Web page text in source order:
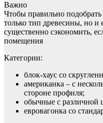
Важно
Чтобы правильно
только тип древесины, но
существенно сэкономить,
помещения
Категории:
блок-хаус со
американка – с
стороне профиля;
обычные с различной
евровагонка со